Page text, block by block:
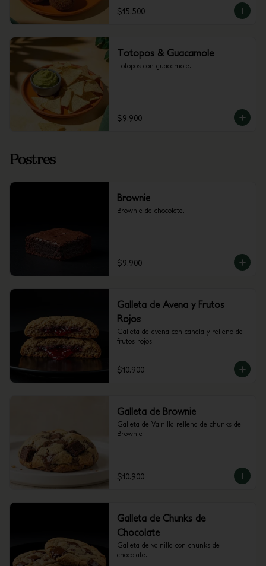
$15.500
Totopos & Guacamole
Totopos con guacamole.
$9.900
Postres
Brownie
Brownie de chocolate.
$9.900
Galleta de Avena y Frutos
Rojos
Galleta de avena con canela y relleno de
frutos rojos.
$10.900
Galleta de Brownie
Galleta de Vainilla rellena de chunks de
Brownie
$10.900
Galleta de Chunks de
Chocolate
Galleta de vainilla con chunks de
chocolate.